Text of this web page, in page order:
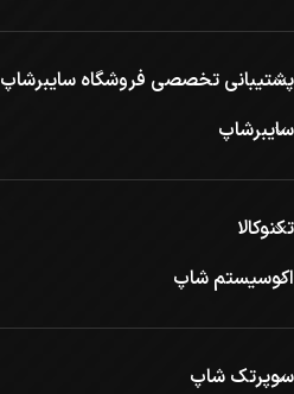
پشتیبانی تخصصی فروشگاه سایبرشاپ
سایبرشاپ
تکنوکالا
اکوسیستم شاپ
سوپرتک شاپ